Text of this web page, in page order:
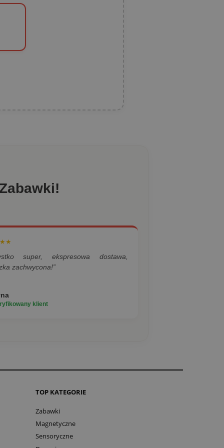
super, ekspresowa dostawa,
zachwycona!”
klient
TOP KATEGORIE
Zabawki
Magnetyczne
Sensoryczne